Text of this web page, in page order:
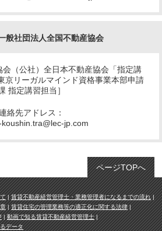
般社団法人全国不動産協会
会（公社）全日本不動産協会「指定講
京リーガルマインド資格事業本部申請
指定講習担当］
絡先アドレス：
jp.com
ページTOPへ
賃貸不動産経営管理士・業務管理者になるまでの流れ
賃貸住宅の管理業務等の適正化に関する法律
動画で知る賃貸不動産経営管理士
データ